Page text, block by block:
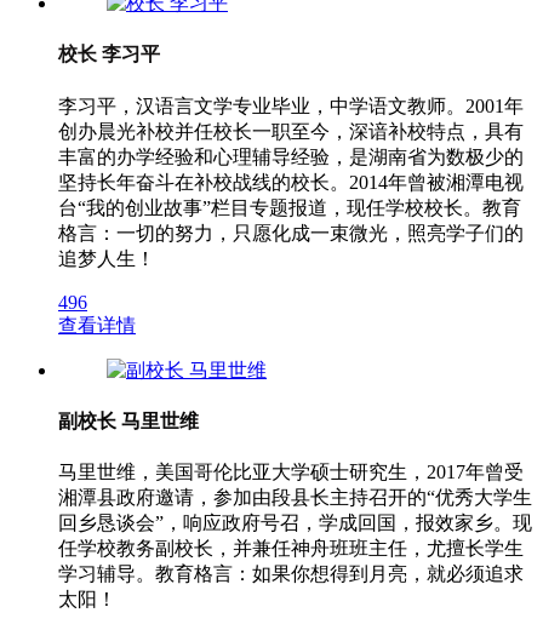
校长 李习平
李习平，汉语言文学专业毕业，中学语文教师。2001年
创办晨光补校并任校长一职至今，深谙补校特点，具有
丰富的办学经验和心理辅导经验，是湖南省为数极少的
坚持长年奋斗在补校战线的校长。2014年曾被湘潭电视
台“我的创业故事”栏目专题报道，现任学校校长。教育
格言：一切的努力，只愿化成一束微光，照亮学子们的
追梦人生！
496
查看详情
副校长 马里世维
马里世维，美国哥伦比亚大学硕士研究生，2017年曾受
湘潭县政府邀请，参加由段县长主持召开的“优秀大学生
回乡恳谈会”，响应政府号召，学成回国，报效家乡。现
任学校教务副校长，并兼任神舟班班主任，尤擅长学生
学习辅导。教育格言：如果你想得到月亮，就必须追求
太阳！